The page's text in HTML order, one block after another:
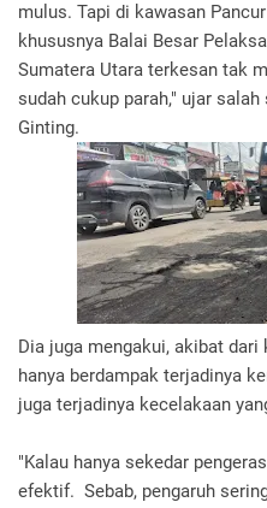
mulus. Tapi di kawasan
khususnya Balai Besar
Sumatera Utara terkesan tak
sudah cukup parah," ujar
Ginting.
Dia juga mengakui, akibat
hanya berdampak terjadinya
juga terjadinya kecelakaan
"Kalau hanya sekedar
efektif. Sebab, pengaruh